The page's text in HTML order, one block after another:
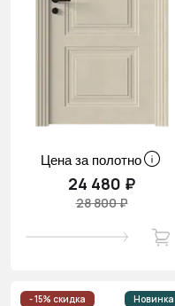
Цена за полотно
24 480 ₽
28 800 ₽
- 15% скидка Новинка